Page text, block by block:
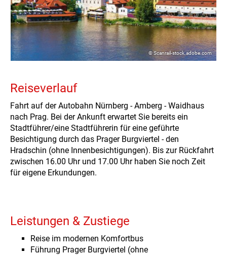
© Scanrail-stock.adobe.com
Reiseverlauf
Fahrt auf der Autobahn Nürnberg - Amberg - Waidhaus
nach Prag. Bei der Ankunft erwartet Sie bereits ein
Stadtführer/eine Stadtführerin für eine geführte
Besichtigung durch das Prager Burgviertel - den
Hradschin (ohne Innenbesichtigungen). Bis zur Rückfahrt
zwischen 16.00 Uhr und 17.00 Uhr haben Sie noch Zeit
für eigene Erkundungen.
Leistungen & Zustiege
Reise im modernen Komfortbus
Führung Prager Burgviertel (ohne